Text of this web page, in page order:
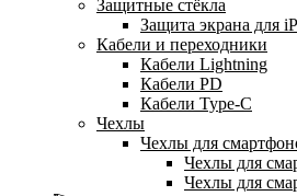
Защитные стёкла
Защита экрана для
Кабели и переходники
Кабели Lightning
Кабели PD
Кабели Type-C
Чехлы
Чехлы для
Чехлы для
Чехлы для